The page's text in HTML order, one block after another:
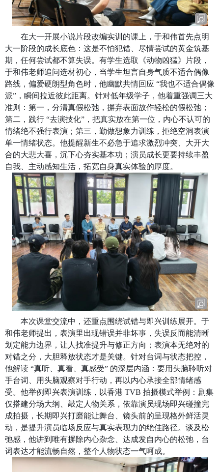
在大一开展小说片段改编实训的课上，于和伟首先点明
大一阶段的成长底色：这是不怕犯错、尽情尝试的黄金筑基
期，任何尝试都不算失误。有学生选取《动物凶猛》片段，
于和伟老师追问选材初心，当学生坦言自身气质不适合偶像
路线，偏爱硬朗型角色时，他幽默共情回应 “我也不适合偶像
派”，瞬间拉近彼此距离。针对低年级学子，他着重强调三大
准则：第一，分清真假松弛，摒弃表面故作轻松的假松弛；
第二，践行 “去演技化”，把真实放在第一位，内心不认可的
情绪绝不强行表演；第三，勤做想象力训练，拒绝空洞表演
单一情绪状态。他提醒新生不必急于追求激烈冲突、大开大
合的大悲大喜，沉下心夯实基本功；演员成长更要持续丰盈
自我、主动感知生活，拓宽自身真实体验的厚度。
本次课堂交流中，还重点围绕试错与即兴训练展开。于
和伟老师提出，表演里出现错误并非坏事，失误反而能清晰
划定能力边界，让人找准提升与修正方向；表演本无绝对的
对错之分，大胆释放状态才是关键。针对台词与状态把控，
他解读 “真听、真看、真感受” 的深层内涵：要用头脑聆听对
手台词、用头脑观察对手行动，再以内心承接全部情绪感
受。他举例即兴表演训练，以香港 TVB 拍摄模式举例：剧集
仅搭建分场大纲、敲定人物关系，依靠演员现场即兴碰撞完
成拍摄，长期即兴打磨能让舞台、镜头前的呈现格外鲜活灵
动，是提升演员临场反应与真实表现力的绝佳路径。谈及松
弛感，他讲到唯有摒除内心杂念、达成发自内心的松弛，台
词表达才能流畅自然，整个人物状态一气呵成。